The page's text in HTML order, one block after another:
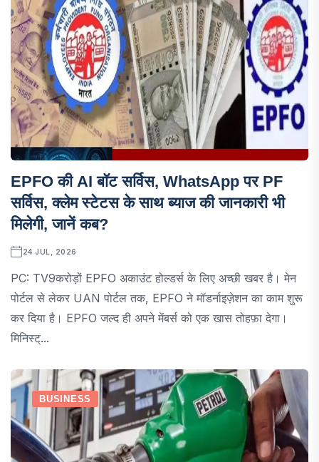
EPFO की AI बॉट सर्विस, WhatsApp पर PF
सर्विस, क्लेम स्टेटस के साथ ब्याज की जानकारी भी
मिलेगी, जानें कब?
24 JUL, 2026
PC: TV9करोड़ों EPFO ​​अकाउंट होल्डर्स के लिए अच्छी खबर है। मेन
पोर्टल से लेकर UAN पोर्टल तक, EPFO ​​ने मॉडर्नाइज़ेशन का काम शुरू
कर दिया है। EPFO ​​जल्द ही अपने मेंबर्स को एक खास तोहफ़ा देगा।
मिनिस्ट्...
BUSINESS